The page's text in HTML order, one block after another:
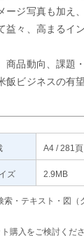
ジ写真も加え
々、高まるイ
品動向、課題
ビジネスの有
A4 / 281頁
ズ 2.9MB
・テキスト・図（
購入をご検討くだ